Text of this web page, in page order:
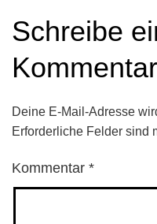
Schreibe
Kommentar
Deine E-Mail-Adresse
Erforderliche Felder sind
Kommentar *